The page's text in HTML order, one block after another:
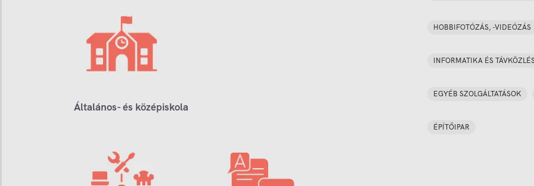
Általános- és középiskola
HOBBIFOTÓZÁS, -VIDEÓZÁS
INFORMATIKA ÉS
EGYÉB SZOLGÁLTATÁSOK
ÉPÍTŐIPAR